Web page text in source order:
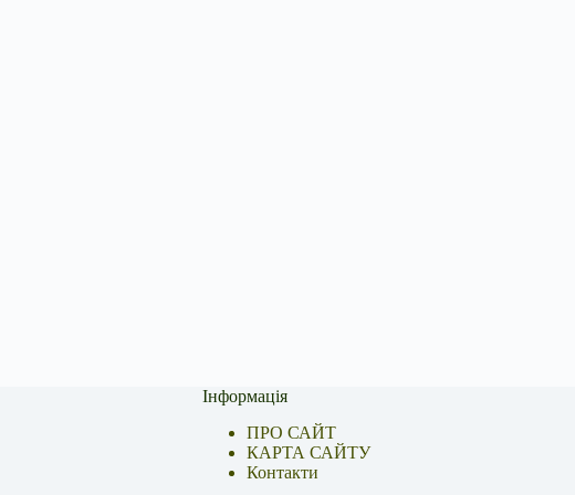
Інформація
ПРО САЙТ
КАРТА САЙТУ
Контакти